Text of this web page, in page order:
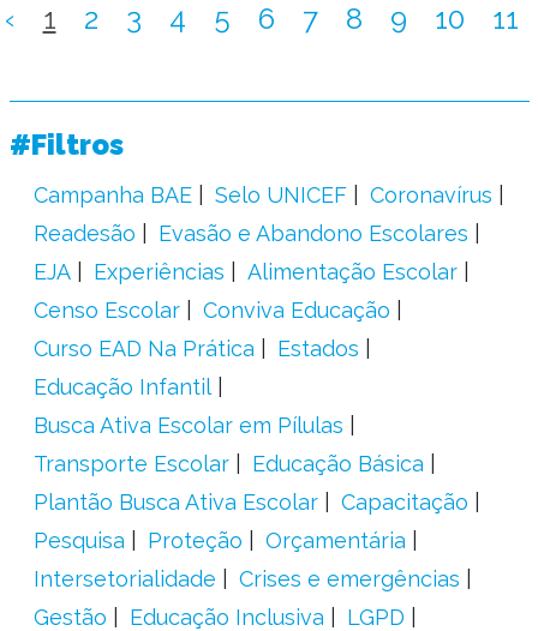
‹ 1 2 3 4 5 6 7 8 9 10 11
#Filtros
Campanha BAE Selo UNICEF
Coronavírus
Readesão
Evasão e Abandono Escolares
EJA
Experiências
Alimentação Escolar
Censo Escolar
Conviva Educação
Curso EAD Na Prática
Estados
Educação Infantil
Busca Ativa Escolar em Pílulas
Transporte Escolar
Educação Básica
Plantão Busca Ativa Escolar
Capacitação
Pesquisa
Proteção
Orçamentária
Intersetorialidade
Crises e emergências
Gestão
Educação Inclusiva LGPD